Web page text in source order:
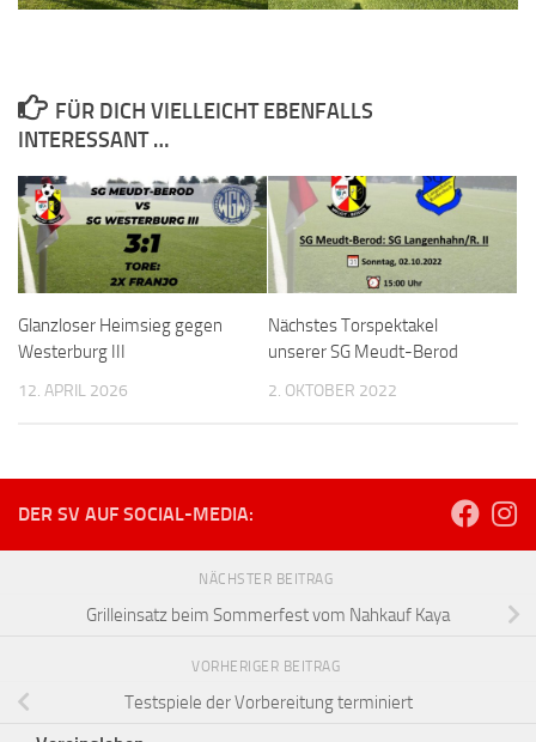
FÜR DICH VIELLEICHT EBENFALLS
INTERESSANT …
Glanzloser Heimsieg gegen
Westerburg III
12. APRIL 2026
Nächstes Torspektakel
unserer SG Meudt-Berod
2. OKTOBER 2022
DER SV AUF SOCIAL-MEDIA:
NÄCHSTER BEITRAG
Grilleinsatz beim Sommerfest vom Nahkauf Kaya
VORHERIGER BEITRAG
Testspiele der Vorbereitung terminiert